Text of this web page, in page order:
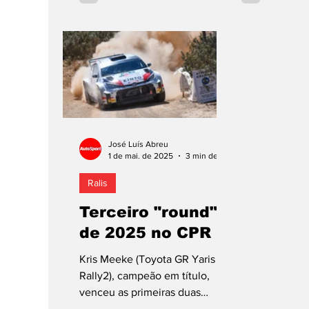
Terceiro "round"
de 2025 no CPR
Kris Meeke (Toyota GR Yaris
Rally2), campeão em título,
venceu as primeiras duas
Ralis
José Luís Abreu
1 de mai. de 2025